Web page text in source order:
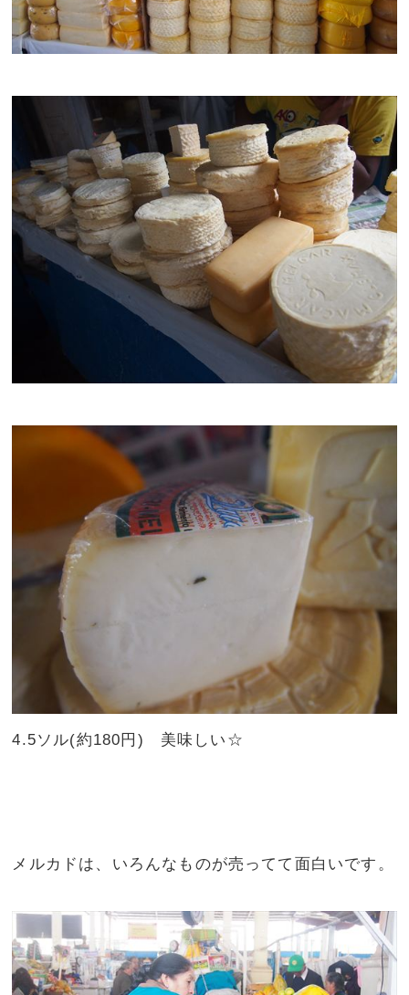
4.5ソル(約180円) 美味しい☆
メルカドは、いろんなものが売ってて面白いです。